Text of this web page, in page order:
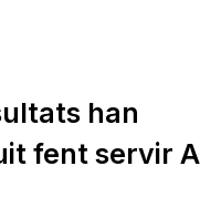
han
fent servir